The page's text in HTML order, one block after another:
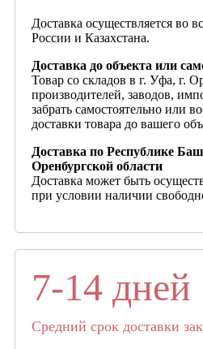
Доставка осуществляется во
России и Казахстана.
Доставка до объекта или
Товар со складов в г. Уфа, г.
производителей, заводов,
забрать самостоятельно или
доставки товара до вашего
Доставка по Республике
Оренбургской области
Доставка может быть
при условии наличии
7-14 дней
Средний срок доставки